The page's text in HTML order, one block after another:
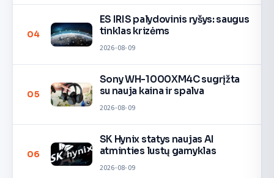
04
ES IRIS palydovinis ryšys: saugus
tinklas krizėms
2026-08-09
05
Sony WH-1000XM4C sugrįžta
su nauja kaina ir spalva
2026-08-09
06
SK Hynix statys naujas AI
atminties lustų gamyklas
2026-08-09